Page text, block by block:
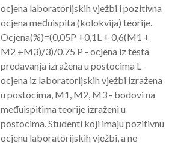
ocjena laboratorijskih vježbi i pozitivna
ocjena međuispita (kolokvija) teorije.
Ocjena(%)=(0,05P +0,1L + 0,6(M1 +
M2 +M3)/3)/0,75 P - ocjena iz testa
predavanja izražena u postocima L -
ocjena iz laboratorijskih vježbi izražena
u postocima, M1, M2, M3 - bodovi na
međuispitima teorije izraženi u
postocima. Studenti koji imaju pozitivnu
ocjenu laboratorijskih vježbi, a ne